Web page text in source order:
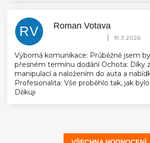
RV Roman Votava
Hodnocení obchodu je 5 z 5
| 19.3.2026
Výborná komunikace: Průběžně jsem
přesném termínu dodání Ochota: Díky
manipulací a naložením do auta a
Profesionalita: Vše proběhlo tak, jak
Děkuji